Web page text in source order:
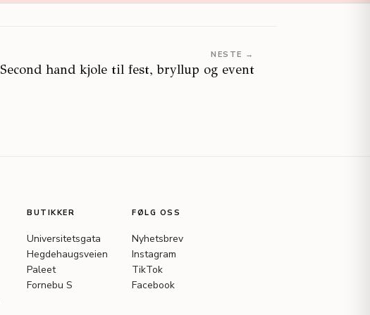
NESTE →
Second hand kjole til fest, bryllup og event
BUTIKKER
Universitetsgata
Hegdehaugsveien
Paleet
Fornebu S
FØLG OSS
Nyhetsbrev
Instagram
TikTok
Facebook